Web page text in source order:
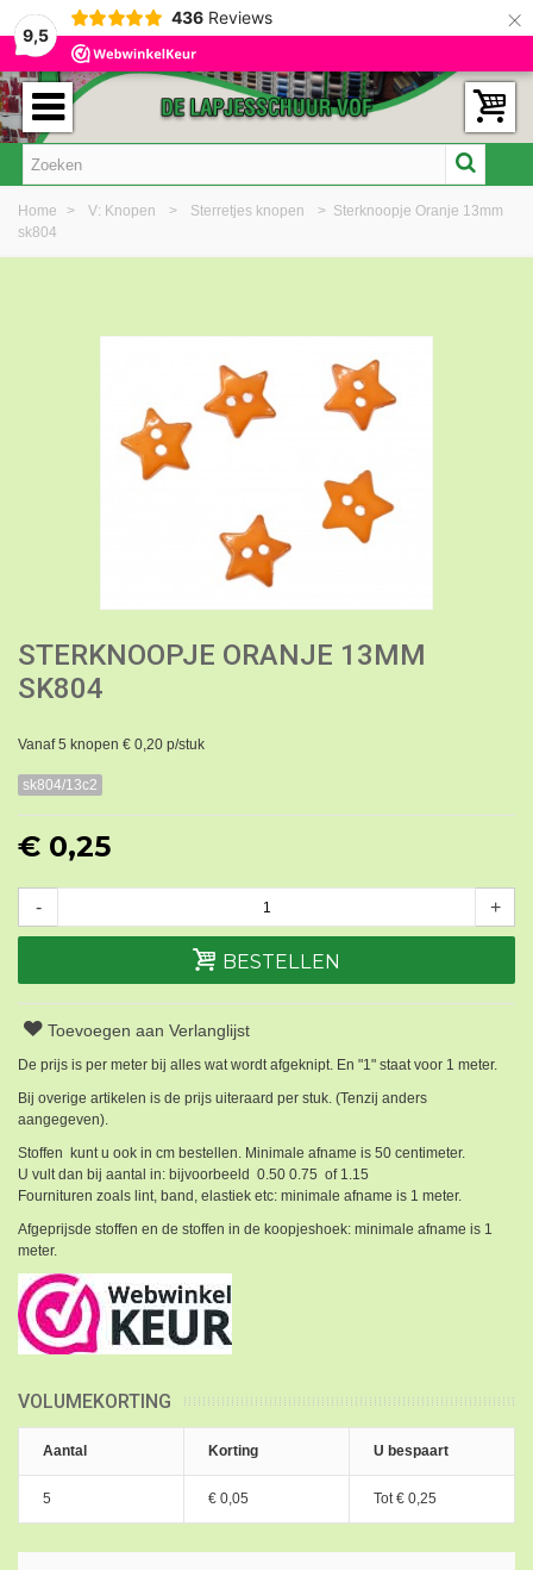
9,5
436 Reviews ×
Home > V: Knopen > Sterretjes knopen > Sterknoopje Oranje 13mm
sk804
STERKNOOPJE ORANJE 13MM
SK804
Vanaf 5 knopen € 0,20 p/stuk
sk804/13c2
€ 0,25
- +
BESTELLEN
Toevoegen aan Verlanglijst
De prijs is per meter bij alles wat wordt afgeknipt. En "1" staat voor 1 meter.
Bij overige artikelen is de prijs uiteraard per stuk. (Tenzij anders
aangegeven).
Stoffen kunt u ook in cm bestellen. Minimale afname is 50 centimeter.
U vult dan bij aantal in: bijvoorbeeld 0.50 0.75 of 1.15
Fournituren zoals lint, band, elastiek etc: minimale afname is 1 meter.
Afgeprijsde stoffen en de stoffen in de koopjeshoek: minimale afname is 1
meter.
VOLUMEKORTING
Aantal Korting U bespaart
5 € 0,05 Tot€ 0,25